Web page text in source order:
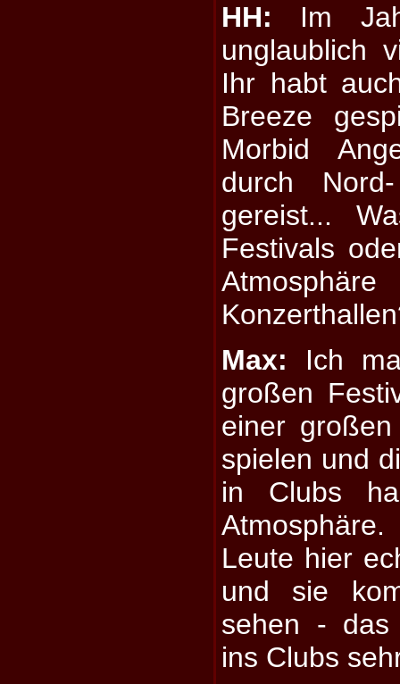
HH: Im
unglaublich
Ihr habt
Breeze
Morbid
durch
gereist...
Festivals
Max: Ich
großen
einer
spielen und
in Clubs
Leute hier
und sie
sehen - das
ins Clubs